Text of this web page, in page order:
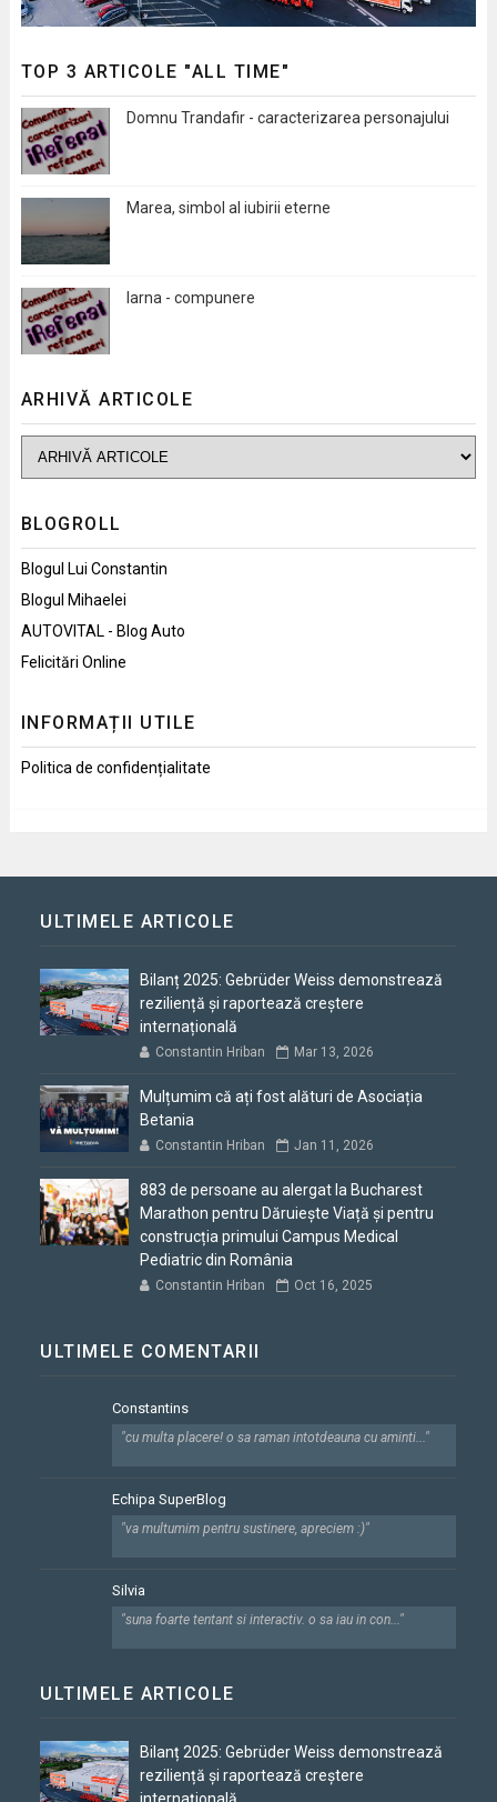
TOP 3 ARTICOLE "ALL TIME"
Domnu Trandafir - caracterizarea personajului
Marea, simbol al iubirii eterne
Iarna - compunere
ARHIVĂ ARTICOLE
BLOGROLL
Blogul Lui Constantin
Blogul Mihaelei
AUTOVITAL - Blog Auto
Felicitări Online
INFORMAȚII UTILE
Politica de confidențialitate
ULTIMELE ARTICOLE
Bilanț 2025: Gebrüder Weiss demonstrează
reziliență și raportează creștere
internațională
Constantin Hriban Mar 13, 2026
Mulțumim că ați fost alături de Asociația
Betania
Constantin Hriban Jan 11, 2026
883 de persoane au alergat la Bucharest
Marathon pentru Dăruiește Viață și pentru
construcția primului Campus Medical
Pediatric din România
Constantin Hriban Oct 16, 2025
ULTIMELE COMENTARII
Constantins
"cu multa placere! o sa raman intotdeauna cu aminti..."
Echipa SuperBlog
"va multumim pentru sustinere, apreciem :)"
Silvia
"suna foarte tentant si interactiv. o sa iau in con..."
ULTIMELE ARTICOLE
Bilanț 2025: Gebrüder Weiss demonstrează
reziliență și raportează creștere